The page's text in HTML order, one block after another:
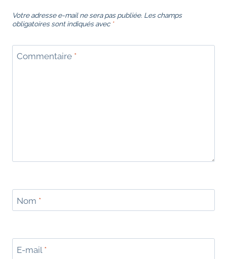
Votre adresse e-mail ne sera pas publiée. Les champs
obligatoires sont indiqués avec *
Commentaire *
Nom *
E-mail *